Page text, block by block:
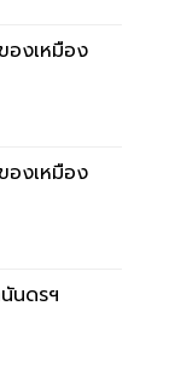
องเหมือง
องเหมือง
นดรฯ